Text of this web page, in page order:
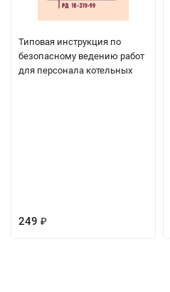
Типовая инструкция по
безопасному ведению работ
для персонала котельных
249 ₽